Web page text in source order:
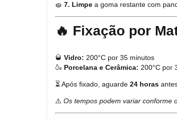
🧽 7. Limpe a goma restante com
🔥 Fixação por
🥃 Vidro: 200°C por 35 minutos
🍶 Porcelana e Cerâmica: 200°C por
⏳ Após fixado, aguarde 24 horas
⚠️ Os tempos podem variar conforme